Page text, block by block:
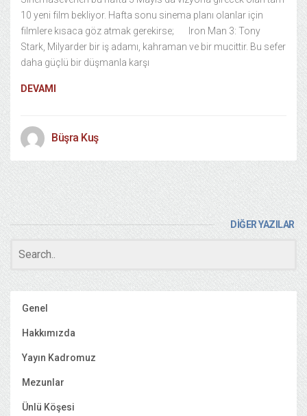
10 yeni film bekliyor. Hafta sonu sinema planı olanlar için
filmlere kısaca göz atmak gerekirse; Iron Man 3: Tony
Stark, Milyarder bir iş adamı, kahraman ve bir mucittir. Bu sefer
daha güçlü bir düşmanla karşı
DEVAMI
Büşra Kuş
DİĞER YAZILAR
Genel
Hakkımızda
Yayın Kadromuz
Mezunlar
Ünlü Köşesi